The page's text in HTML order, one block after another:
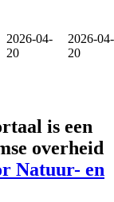
2026-04-
20
2026-04-
20
is een
overheid
Natuur- en